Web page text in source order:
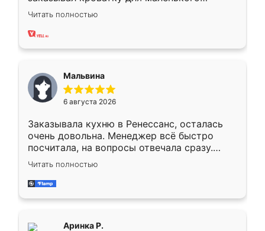
ребёнка при его рождении ,во второй раз
заказал шкаф-купе. По качеству очень
хорошее сборка достаточно быстрая,
меньше, здесь же он более разнообразный.
Мне нравится ,если что-то потребуется из
мебели буду заказывать только здесь.
Читать полностью
Мальвина
6 августа 2026
Заказывала кухню в Ренессанс, осталась
очень довольна. Менеджер всё быстро
посчитала, на вопросы отвечала сразу.
Замерщик приехал в субботу, подошёл к
делу со всей ответственностью. Собрали
за день, ребята работали аккуратно, даже
Читать полностью
Аринка Р.